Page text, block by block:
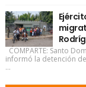
COMPARTE: Santo
informó la detención
...